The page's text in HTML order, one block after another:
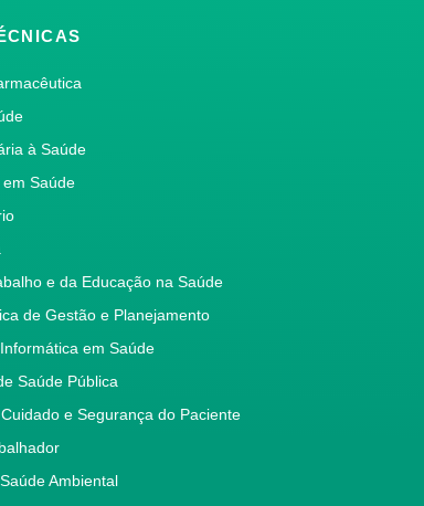
à Saúde
Saúde
e da Educação na Saúde
de Gestão e Planejamento
em Saúde
Saúde Pública
e Segurança do Paciente
Ambiental